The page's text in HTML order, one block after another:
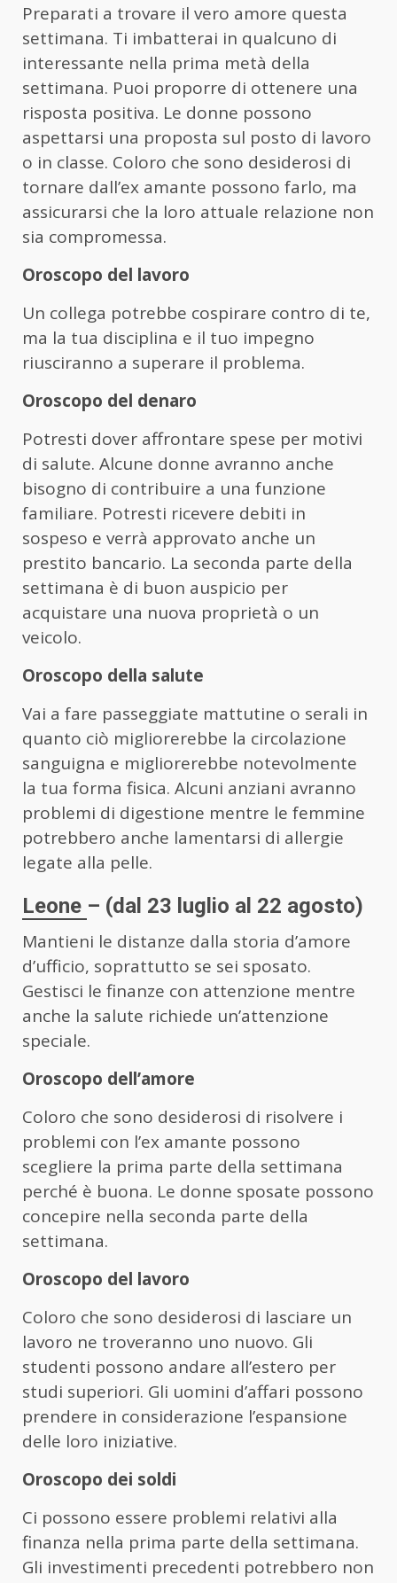
Preparati a trovare il vero amore questa
settimana. Ti imbatterai in qualcuno di
interessante nella prima metà della
settimana. Puoi proporre di ottenere una
risposta positiva. Le donne possono
aspettarsi una proposta sul posto di lavoro
o in classe. Coloro che sono desiderosi di
tornare dall’ex amante possono farlo, ma
assicurarsi che la loro attuale relazione non
sia compromessa.
Oroscopo del lavoro
Un collega potrebbe cospirare contro di te,
ma la tua disciplina e il tuo impegno
riusciranno a superare il problema.
Oroscopo del denaro
Potresti dover affrontare spese per motivi
di salute. Alcune donne avranno anche
bisogno di contribuire a una funzione
familiare. Potresti ricevere debiti in
sospeso e verrà approvato anche un
prestito bancario. La seconda parte della
settimana è di buon auspicio per
acquistare una nuova proprietà o un
veicolo.
Oroscopo della salute
Vai a fare passeggiate mattutine o serali in
quanto ciò migliorerebbe la circolazione
sanguigna e migliorerebbe notevolmente
la tua forma fisica. Alcuni anziani avranno
problemi di digestione mentre le femmine
potrebbero anche lamentarsi di allergie
legate alla pelle.
Leone – (dal 23 luglio al 22 agosto)
Mantieni le distanze dalla storia d’amore
d’ufficio, soprattutto se sei sposato.
Gestisci le finanze con attenzione mentre
anche la salute richiede un’attenzione
speciale.
Oroscopo dell’amore
Coloro che sono desiderosi di risolvere i
problemi con l’ex amante possono
scegliere la prima parte della settimana
perché è buona. Le donne sposate possono
concepire nella seconda parte della
settimana.
Oroscopo del lavoro
Coloro che sono desiderosi di lasciare un
lavoro ne troveranno uno nuovo. Gli
studenti possono andare all’estero per
studi superiori. Gli uomini d’affari possono
prendere in considerazione l’espansione
delle loro iniziative.
Oroscopo dei soldi
Ci possono essere problemi relativi alla
finanza nella prima parte della settimana.
Gli investimenti precedenti potrebbero non